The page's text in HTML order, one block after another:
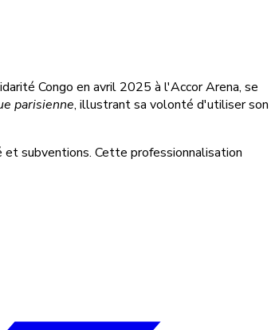
Congo en avril 2025 à l'Accor Arena, se
parisienne, illustrant sa volonté d'utiliser son
subventions. Cette professionnalisation